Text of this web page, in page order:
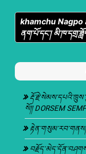
khamchu Nagpo
ནག་པོ་དང་།
སོ།། DORSEM